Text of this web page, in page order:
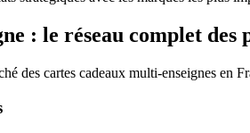
: le réseau complet des
des cartes cadeaux multi-enseignes en